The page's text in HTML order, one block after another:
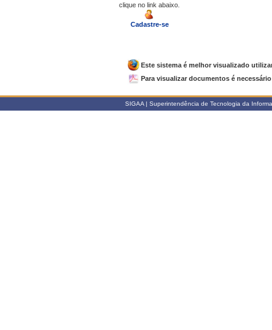
clique no link abaixo.
Cadastre-se
Este sistema é melhor visualizado
Para visualizar documentos é
SIGAA | Superintendência de Tecnologia da